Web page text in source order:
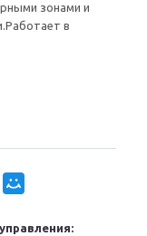
зонами и
в